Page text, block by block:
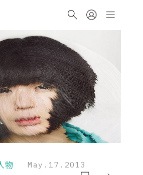
物 May.17.2013